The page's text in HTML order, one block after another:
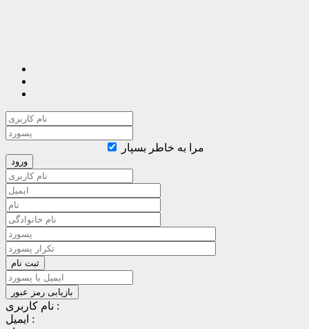
مرا به خاطر بسپار
نام کاربری :
ایمیل :